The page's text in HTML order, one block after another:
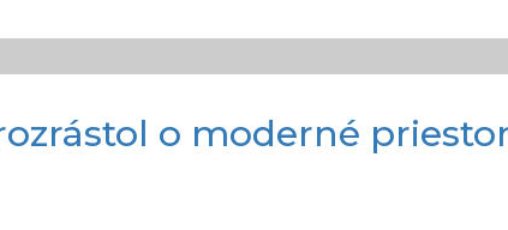
o moderné